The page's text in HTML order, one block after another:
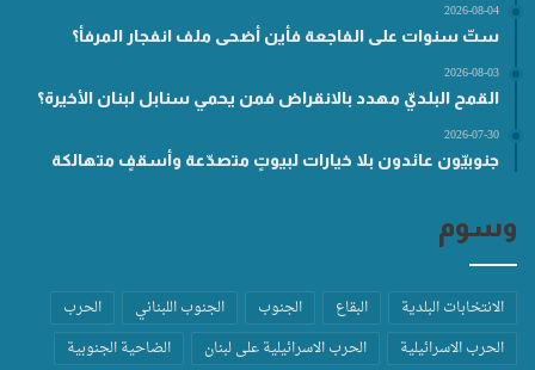
2026-08-04
ستّ سنوات على الفاجعة فأين أضحى ملف انفجار المرفأ؟
2026-08-03
القمح البلديّ مهدد بالانقراض فمن يحمي سنابل لبنان الأخيرة؟
2026-07-30
جنوبيّون عائدون بلا خيارات لبيوتٍ متصدّعة وأسقفٍ متهالكة
وسوم
الانتخابات البلدية البقاع الجنوب الجنوب اللبناني
الحرب
الحرب الاسرائيلية
الحرب الاسرائيلية على لبنان الضاحية الجنوبية